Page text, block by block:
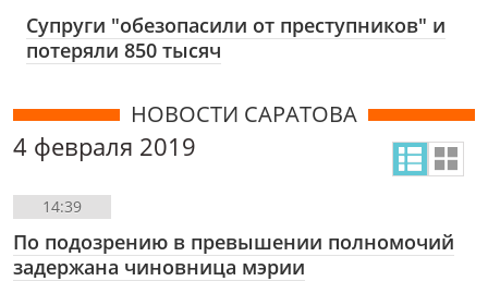
Супруги "обезопасили от преступников" и
потеряли 850 тысяч
НОВОСТИ САРАТОВА
4 февраля 2019
14:39
По подозрению в превышении полномочий
задержана чиновница мэрии